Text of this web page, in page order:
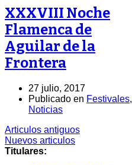
XXXVIII Noche
Flamenca de
Aguilar de la
Frontera
27 julio, 2017
Publicado en Festivales,
Noticias
Articulos antiguos
Nuevos articulos
Titulares: